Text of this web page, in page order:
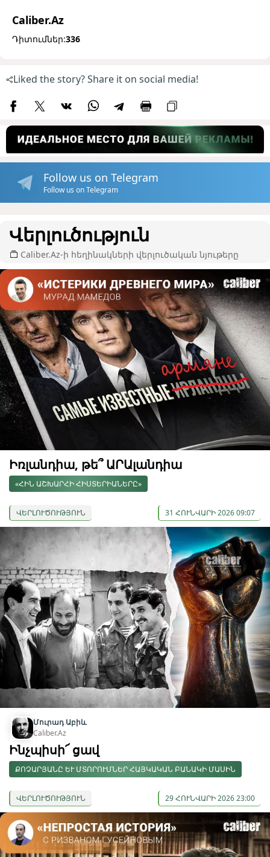
Caliber.Az
Դիտումներ:336
Liked the story? Share it on social media!
Follow us on Telegram
Follow us on Telegram
Վերլուծություն
Caliber.Az-ի հեղինակների վերլուծական նյութերը
Իռլանդիա, թե՞ ԱՐԱլանդիա
«ՀԻՆ ԱՇԽԱՐՀԻ ՀԻՍՏԵՐԻԱՆԵՐԸ»
ՎԵՐԼՈՒԾՈՒԹՅՈՒՆ 31 ՀՈՒՆՎԱՐԻ 2026 09:07
Մուրադ Աբիև
Caliber.Az
Ինչպիսի՜ ցավ
ՔՈՉԱՐՅԱՆԸ ԵՒ ՄՏՈՐՈՒՄՆԵՐ ՀԱՅԿԱԿԱՆ ԲԱՆԱԿԻ ՄԱՍԻՆ
ՎԵՐԼՈՒԾՈՒԹՅՈՒՆ 29 ՀՈՒՆՎԱՐԻ 2026 23:00